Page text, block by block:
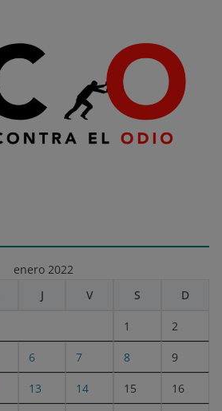
enero 2022
J V S D
1 2
6 7 8 9
13 14 15 16